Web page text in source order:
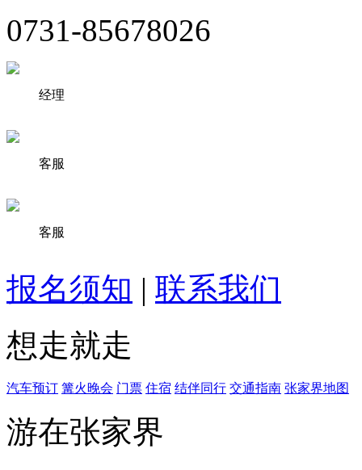
0731-85678026
经理
客服
客服
报名须知 | 联系我们
想走就走
汽车预订 篝火晚会 门票 住宿 结伴同行 交通指南 张家界地图
游在张家界